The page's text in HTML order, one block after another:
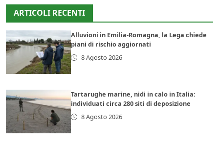
ARTICOLI RECENTI
Alluvioni in Emilia-Romagna, la Lega chiede
piani di rischio aggiornati
8 Agosto 2026
Tartarughe marine, nidi in calo in Italia:
individuati circa 280 siti di deposizione
8 Agosto 2026